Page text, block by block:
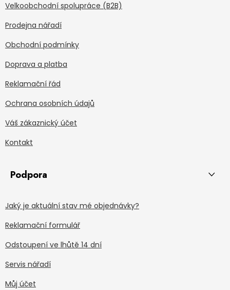
Velkoobchodní spolupráce (B2B)
Prodejna nářadí
Obchodní podmínky
Doprava a platba
Reklamační řád
Ochrana osobních údajů
Váš zákaznický účet
Kontakt
Podpora
Jaký je aktuální stav mé objednávky?
Reklamační formulář
Odstoupení ve lhůtě 14 dní
Servis nářadí
Můj účet